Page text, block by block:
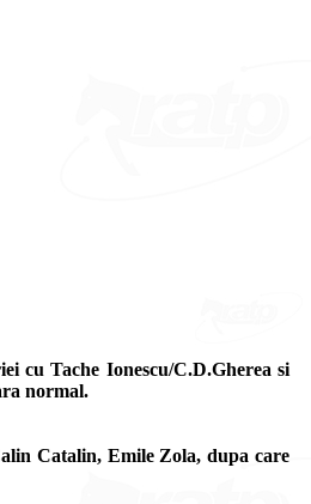
cu Tache Ionescu/C.D.Gherea si
normal.
Catalin, Emile Zola, dupa care